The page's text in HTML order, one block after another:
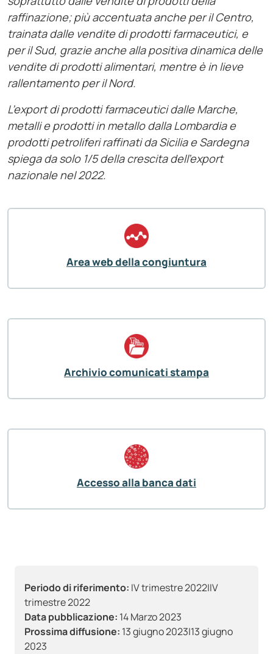
Periodo di riferimento: IV trimestre 2022|IV
trimestre 2022
Data pubblicazione: 14 Marzo 2023
Prossima diffusione: 13 giugno 2023|13 giugno
2023
raffinazione; più accentuata anche per il Centro,
trainata dalle vendite di prodotti farmaceutici, e
per il Sud, grazie anche alla positiva dinamica delle
vendite di prodotti alimentari, mentre è in lieve
rallentamento per il Nord.
L’export di prodotti farmaceutici dalle Marche,
metalli e prodotti in metallo dalla Lombardia e
prodotti petroliferi raffinati da Sicilia e Sardegna
spiega da solo 1/5 della crescita dell’export
nazionale nel 2022.
Area web della congiuntura
Archivio comunicati stampa
Accesso alla banca dati